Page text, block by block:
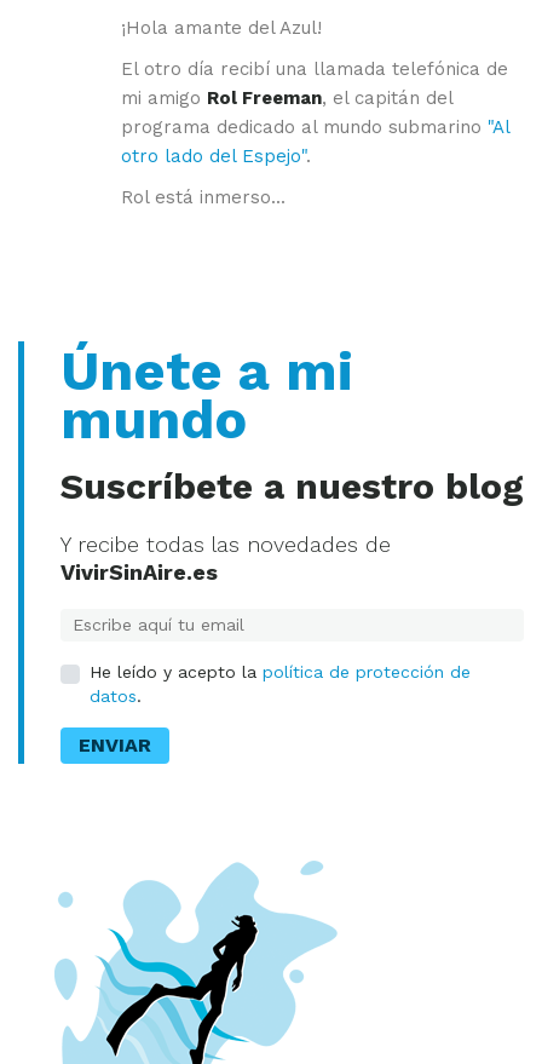
¡Hola amante del Azul!
El otro día recibí una llamada telefónica de
mi amigo Rol Freeman, el capitán del
programa dedicado al mundo submarino "Al
otro lado del Espejo".
Rol está inmerso...
Únete a mi
mundo
Suscríbete a nuestro blog
Y recibe todas las novedades de
VivirSinAire.es
E-mail
He leído y acepto la política de protección de
datos.
ENVIAR